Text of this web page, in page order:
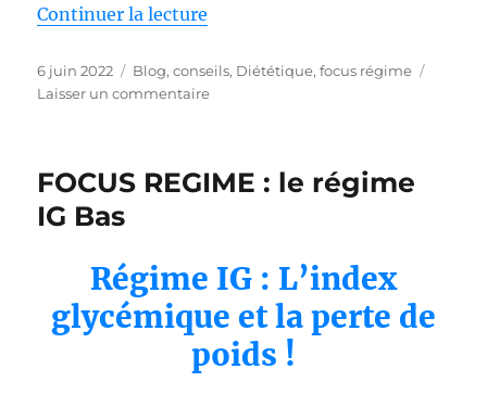
Continuer la lecture
Publié
le
6 juin 2022 Catégories
Blog,conseils, Diététique,focus régime
Laisser un commentairesur
le
FOCUS REGIME : le régime
IG Bas
Régime IG : L’index
glycémique et la perte de
poids !